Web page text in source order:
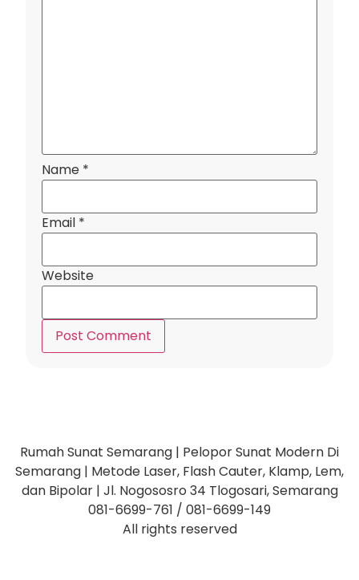
Name *
Email *
Website
Rumah Sunat Semarang | Pelopor Sunat Modern Di
Semarang | Metode Laser, Flash Cauter, Klamp, Lem,
dan Bipolar | Jl. Nogososro 34 Tlogosari, Semarang
081-6699-761 / 081-6699-149
All rights reserved